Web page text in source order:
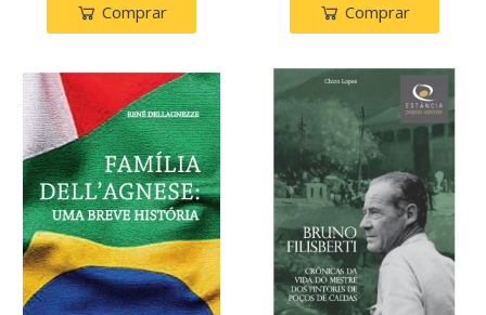
Comprar Comprar